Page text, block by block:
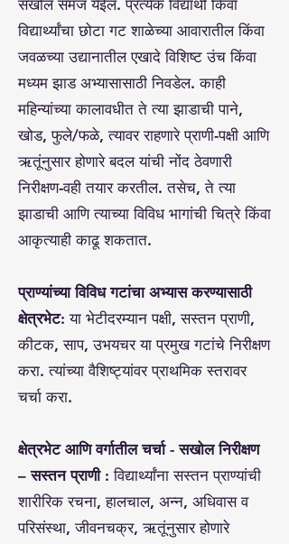
सखोल समज येईल. प्रत्येक विद्यार्थी किंवा
विद्यार्थ्यांचा छोटा गट शाळेच्या आवारातील किंवा
जवळच्या उद्यानातील एखादे विशिष्ट उंच किंवा
मध्यम झाड अभ्यासासाठी निवडेल. काही
महिन्यांच्या कालावधीत ते त्या झाडाची पाने,
खोड, फुले/फळे, त्यावर राहणारे प्राणी-पक्षी आणि
ऋतूंनुसार होणारे बदल यांची नोंद ठेवणारी
निरीक्षण-वही तयार करतील. तसेच, ते त्या
झाडाची आणि त्याच्या विविध भागांची चित्रे किंवा
आकृत्याही काढू शकतात.
प्राण्यांच्या विविध गटांचा अभ्यास करण्यासाठी
क्षेत्रभेट:या भेटीदरम्यान पक्षी, सस्तन प्राणी,
कीटक, साप, उभयचर या प्रमुख गटांचे निरीक्षण
करा. त्यांच्या वैशिष्ट्यांवर प्राथमिक स्तरावर
चर्चा करा.
क्षेत्रभेट आणि वर्गातील चर्चा - सखोल निरीक्षण
– सस्तन प्राणी :विद्यार्थ्यांना सस्तन प्राण्यांची
शारीरिक रचना, हालचाल, अन्न, अधिवास व
परिसंस्था, जीवनचक्र, ऋतूंनुसार होणारे